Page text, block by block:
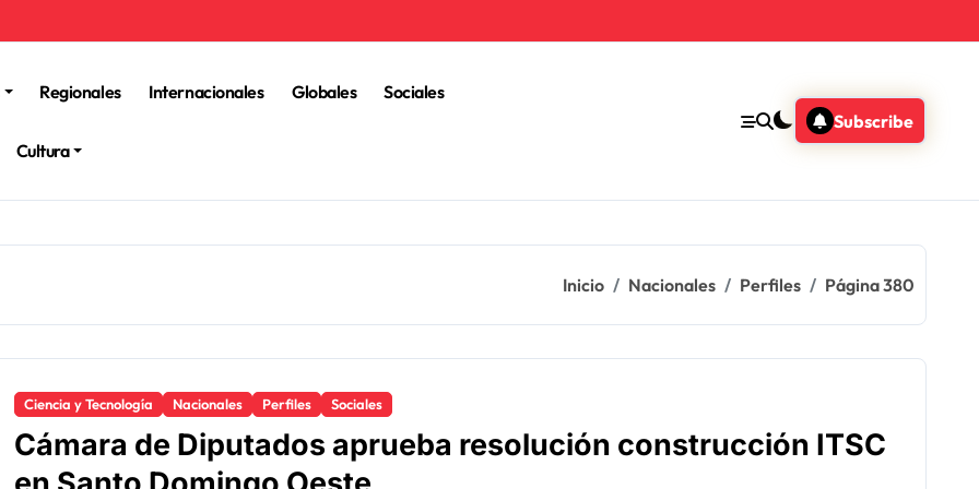
Regionales Internacionales Globales Sociales
Cultura
Subscribe
Inicio Nacionales Perfiles Página 380
Ciencia y Tecnología Nacionales Perfiles Sociales
Cámara de Diputados aprueba resolución construcción ITSC